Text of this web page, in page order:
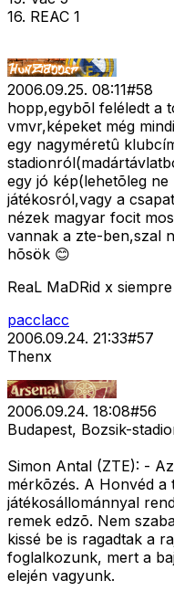
16. REAC 1
2006.09.25. 08:11#58
hopp,egybõl feléledt a
vmvr,képeket még
egy nagyméretû
egy jó kép(lehetõleg
játékosról,vagy a
nézek magyar focit
vannak a zte-ben,szal
hõsök 😊
ReaL MaDRid x siempre
pacclacc
2006.09.24. 21:33#57
Thenx
2006.09.24. 18:08#56
Budapest, Bozsik-
Simon Antal (ZTE): -
mérkõzés. A Honvéd
játékosállománnyal
remek edzõ. Nem
kissé be is ragadtak a
foglalkozunk, mert a
elején vagyunk.